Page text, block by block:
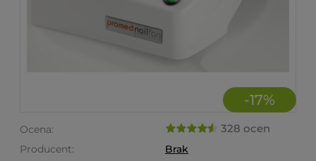
-17%
Ocena: 328 ocen
Producent:
Brak